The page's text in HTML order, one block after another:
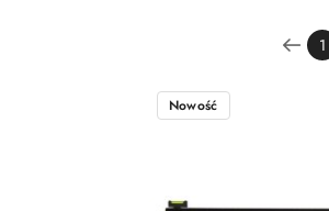
1
Nowość